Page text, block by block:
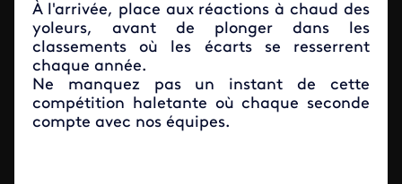
À l'arrivée, place aux réactions à chaud des
yoleurs, avant de plonger dans les
classements où les écarts se resserrent
chaque année.
Ne manquez pas un instant de cette
compétition haletante où chaque seconde
compte avec nos équipes.